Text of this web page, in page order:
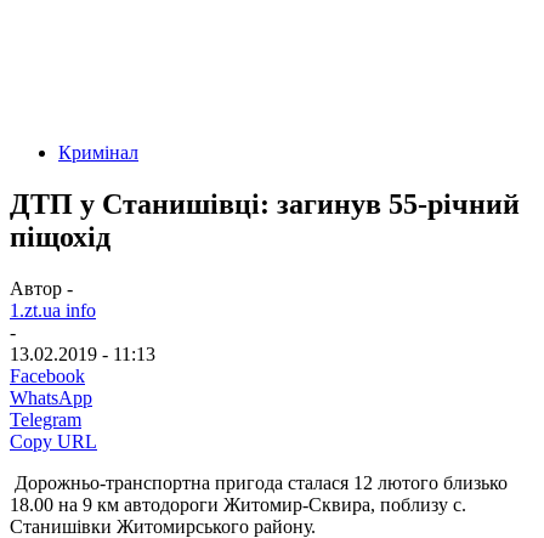
Кримінал
ДТП у Станишівці: загинув 55-річний
піщохід
Автор -
1.zt.ua info
-
13.02.2019 - 11:13
Facebook
WhatsApp
Telegram
Copy URL
Дорожньо-транспортна пригода сталася 12 лютого близько
18.00 на 9 км автодороги Житомир-Сквира, поблизу с.
Станишівки Житомирського району.